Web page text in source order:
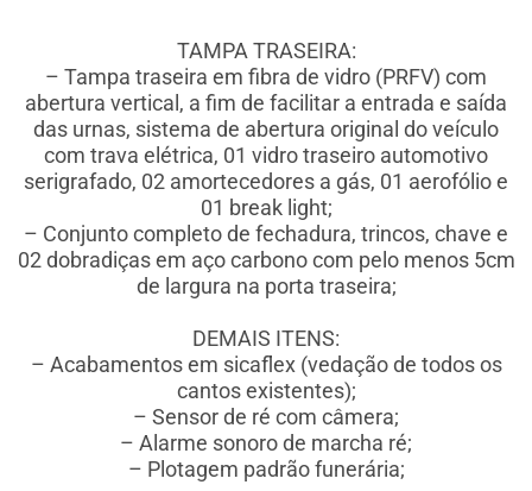
TAMPA TRASEIRA:
– Tampa traseira em fibra de vidro (PRFV) com
abertura vertical, a fim de facilitar a entrada e saída
das urnas, sistema de abertura original do veículo
com trava elétrica, 01 vidro traseiro automotivo
serigrafado, 02 amortecedores a gás, 01 aerofólio e
01 break light;
– Conjunto completo de fechadura, trincos, chave e
02 dobradiças em aço carbono com pelo menos 5cm
de largura na porta traseira;
DEMAIS ITENS:
– Acabamentos em sicaflex (vedação de todos os
cantos existentes);
– Sensor de ré com câmera;
– Alarme sonoro de marcha ré;
– Plotagem padrão funerária;